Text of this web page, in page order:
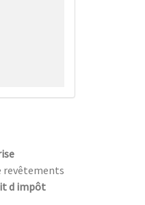
revêtements
d impôt